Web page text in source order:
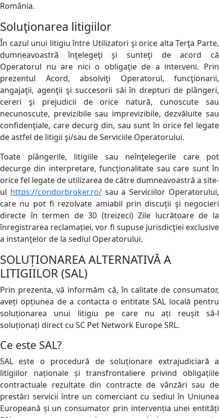
România.
Soluţionarea litigiilor
În cazul unui litigiu între Utilizatori şi orice alta Terţa Parte,
dumneavoastră înţelegeţi şi sunteţi de acord că
Operatorul nu are nici o obligaţie de a interveni. Prin
prezentul Acord, absolviţi Operatorul, funcţionarii,
angajaţii, agenţii şi succesorii săi în drepturi de plângeri,
cereri şi prejudicii de orice natură, cunoscute sau
necunoscute, previzibile sau imprevizibile, dezvăluite sau
confidenţiale, care decurg din, sau sunt în orice fel legate
de astfel de litigii şi/sau de Serviciile Operatorului.
Toate plângerile, litigiile sau neînţelegerile care pot
decurge din interpretare, funcţionalitate sau care sunt în
orice fel legate de utilizarea de către dumneavoastră a site-
ul https://condorbroker.ro/sau a Serviciilor Operatorului,
care nu pot fi rezolvate amiabil prin discuţii şi negocieri
directe în termen de 30 (treizeci) Zile lucrătoare de la
înregistrarea reclamației, vor fi supuse jurisdicţiei exclusive
a instanţelor de la sediul Operatorului.
SOLUȚIONAREA ALTERNATIVĂ A
LITIGIILOR (SAL)
Prin prezenta, vă informăm că, în calitate de consumator,
aveți opțiunea de a contacta o entitate SAL locală pentru
soluționarea unui litigiu pe care nu ați reușit să-l
soluționați direct cu SC Pet Network Europe SRL.
Ce este SAL?
SAL este o procedură de soluționare extrajudiciară a
litigiilor naționale și transfrontaliere privind obligațiile
contractuale rezultate din contracte de vânzări sau de
prestări servicii între un comerciant cu sediul în Uniunea
Europeană și un consumator prin intervenția unei entități